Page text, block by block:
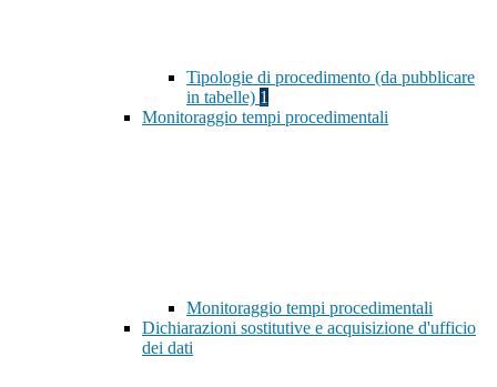
Tipologie di procedimento (da pubblicare
in tabelle) 1
Monitoraggio tempi procedimentali
Monitoraggio tempi procedimentali
Dichiarazioni sostitutive e acquisizione d'ufficio
dei dati